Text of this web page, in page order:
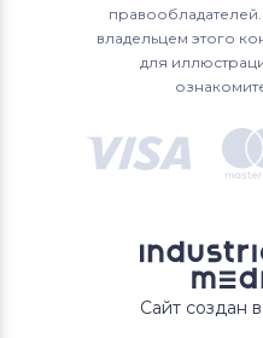
VAIO VPC-SD
VAIO VPC-SE
VAIO VPC-Y Series
VAIO VPC-YB
VAIO VPC-Z Series
владельцем этого
для
Сайт создан